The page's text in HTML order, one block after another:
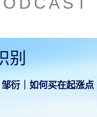
别
邹衍｜如何买在起涨点